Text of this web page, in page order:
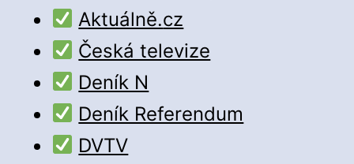
Aktuálně.cz
Česká televize
Deník N
Deník Referendum
DVTV